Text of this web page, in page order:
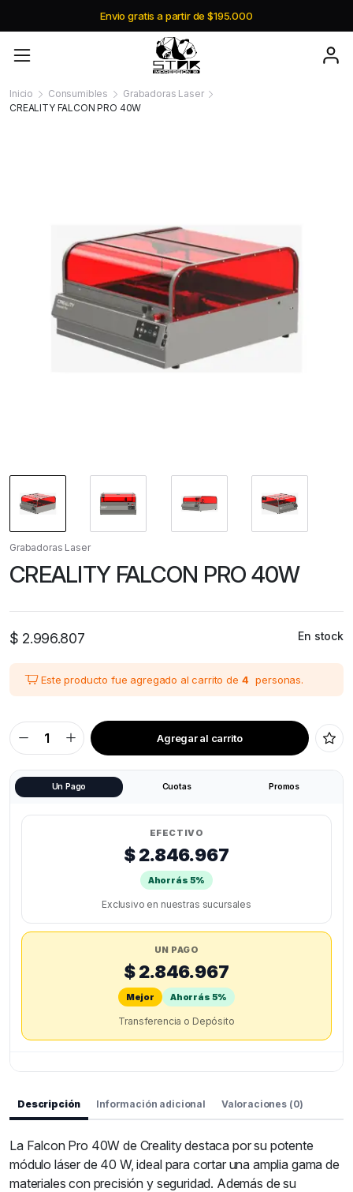
Envio gratis a partir de $195.000
Inicio Consumibles
Grabadoras Laser
CREALITY FALCON PRO 40W
Grabadoras Laser
CREALITY FALCON PRO 40W
$ 2.996.807 En stock
Este producto fue agregado al carrito de 4 personas.
CREALITY
FALCON
40W
quantity
Agregar al carrito
Un Pago Cuotas Promos
EFECTIVO
$ 2.846.967
Ahorrás 5%
Exclusivo en nuestras sucursales
UN PAGO
$ 2.846.967
Mejor Ahorrás 5%
Transferencia o Depósito
Descripción Información adicional Valoraciones (0)
La Falcon Pro 40W de Creality destaca por su potente
módulo láser de 40 W, ideal para cortar una amplia gama de
materiales con precisión y seguridad. Además de su